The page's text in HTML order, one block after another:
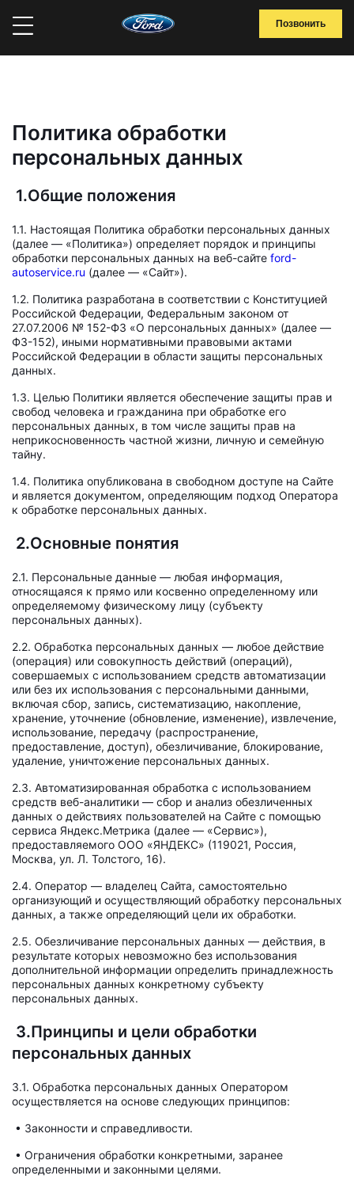
Позвонить
Политика обработки
персональных данных
1.Общие положения
1.1. Настоящая Политика обработки персональных данных
(далее — «Политика») определяет порядок и принципы
обработки персональных данных на веб-сайте ford-
autoservice.ru (далее — «Сайт»).
1.2. Политика разработана в соответствии с Конституцией
Российской Федерации, Федеральным законом от
27.07.2006 № 152-ФЗ «О персональных данных» (далее —
ФЗ-152), иными нормативными правовыми актами
Российской Федерации в области защиты персональных
данных.
1.3. Целью Политики является обеспечение защиты прав и
свобод человека и гражданина при обработке его
персональных данных, в том числе защиты прав на
неприкосновенность частной жизни, личную и семейную
тайну.
1.4. Политика опубликована в свободном доступе на Сайте
и является документом, определяющим подход Оператора
к обработке персональных данных.
2.Основные понятия
2.1. Персональные данные — любая информация,
относящаяся к прямо или косвенно определенному или
определяемому физическому лицу (субъекту
персональных данных).
2.2. Обработка персональных данных — любое действие
(операция) или совокупность действий (операций),
совершаемых с использованием средств автоматизации
или без их использования с персональными данными,
включая сбор, запись, систематизацию, накопление,
хранение, уточнение (обновление, изменение), извлечение,
использование, передачу (распространение,
предоставление, доступ), обезличивание, блокирование,
удаление, уничтожение персональных данных.
2.3. Автоматизированная обработка с использованием
средств веб-аналитики — сбор и анализ обезличенных
данных о действиях пользователей на Сайте с помощью
сервиса Яндекс.Метрика (далее — «Сервис»),
предоставляемого ООО «ЯНДЕКС» (119021, Россия,
Москва, ул. Л. Толстого, 16).
2.4. Оператор — владелец Сайта, самостоятельно
организующий и осуществляющий обработку персональных
данных, а также определяющий цели их обработки.
2.5. Обезличивание персональных данных — действия, в
результате которых невозможно без использования
дополнительной информации определить принадлежность
персональных данных конкретному субъекту
персональных данных.
3.Принципы и цели обработки
персональных данных
3.1. Обработка персональных данных Оператором
осуществляется на основе следующих принципов:
• Законности и справедливости.
• Ограничения обработки конкретными, заранее
определенными и законными целями.